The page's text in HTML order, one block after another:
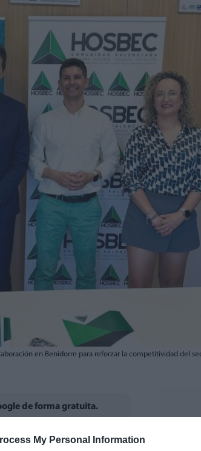
My Personal Information
en Benidorm para reforzar la competitividad del
de forma gratuita.